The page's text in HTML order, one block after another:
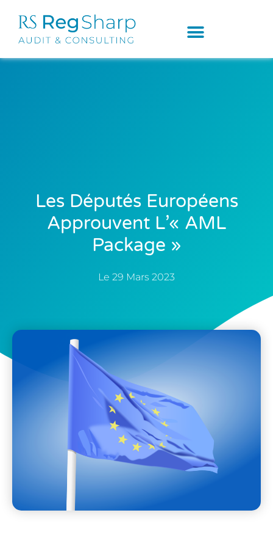
Les Députés Européens
Approuvent L’« AML
Package »
Le 29 Mars 2023